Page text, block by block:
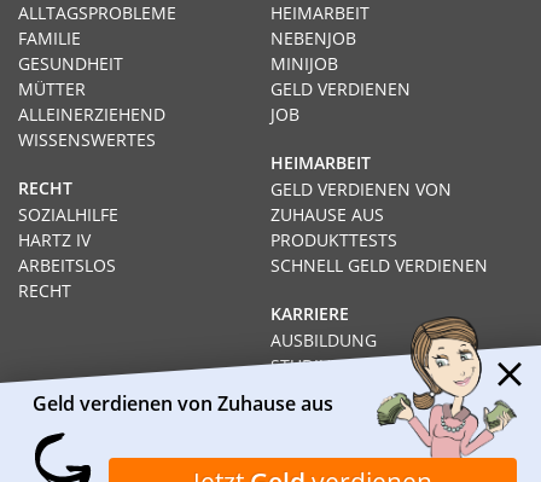
HEIMARBEIT
NEBENJOB
MINIJOB
GELD VERDIENEN
JOB
HEIMARBEIT
GELD VERDIENEN VON
ZUHAUSE AUS
PRODUKTTESTS
SCHNELL GELD VERDIENEN
KARRIERE
AUSBILDUNG
STUDIUM
FERNSTUDIUM
GEHÄLTER
ALLTAGSPROBLEME
FAMILIE
GESUNDHEIT
MÜTTER
ALLEINERZIEHEND
WISSENSWERTES
RECHT
SOZIALHILFE
HARTZ IV
ARBEITSLOS
RECHT
Impressum Datenschutz Kontakt Über Heimarbeit.de
Geld verdienen von Zuhause aus